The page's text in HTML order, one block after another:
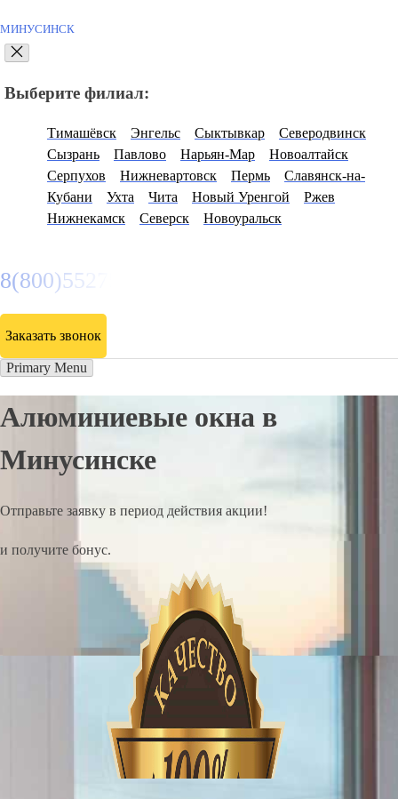
МИНУСИНСК
Выберите филиал:
Тимашёвск Энгельс Сыктывкар
Северодвинск
Сызрань
Павлово Нарьян-Мар
Новоалтайск
Серпухов
Нижневартовск Пермь
Славянск-на-
Кубани
Ухта Чита Новый Уренгой
Ржев
Нижнекамск
Северск Новоуральск
8(800)5527584
Заказать звонок
Primary Menu
Алюминиевые окна в
Минусинске
Отправьте заявку в период действия акции!
и получите бонус.